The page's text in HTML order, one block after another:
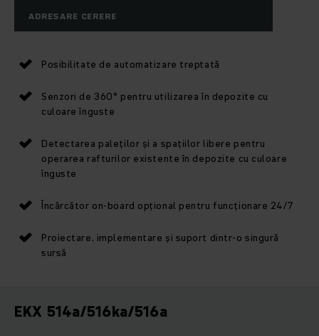
ADRESARE CERERE
Posibilitate de automatizare treptată
Senzori de 360° pentru utilizarea în depozite cu
culoare înguste
Detectarea paleților și a spațiilor libere pentru
operarea rafturilor existente în depozite cu culoare
înguste
Încărcător on-board opţional pentru funcţionare 24/7
Proiectare, implementare şi suport dintr-o singură
sursă
EKX 514a/516ka/516a